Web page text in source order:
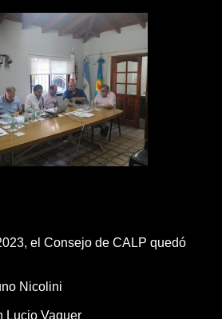
el Consejo de CALP quedó
Nicolini
Lucio Vaquer